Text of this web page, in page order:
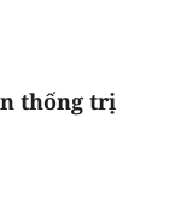
thống trị